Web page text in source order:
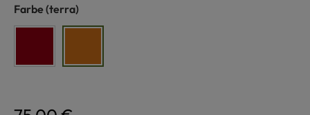
Farbe auswählen
(terra)